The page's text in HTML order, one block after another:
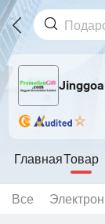
ГлавнаяТовар
Все